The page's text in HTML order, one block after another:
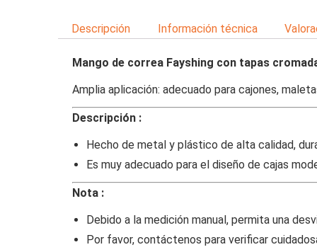
Descripción Información técnica
Mango de correa Fayshing con tapas
Amplia aplicación: adecuado para cajones,
Descripción :
Hecho de metal y plástico de alta calidad,
Es muy adecuado para el diseño de cajas
Nota :
Debido a la medición manual, permita una
Por favor, contáctenos para verificar